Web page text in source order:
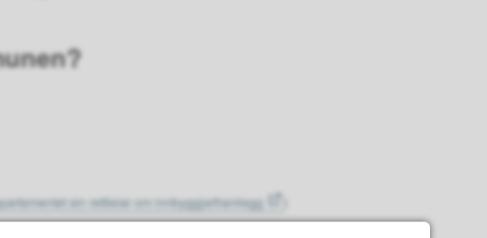
sin rettleiar om innbyggjarframlegg